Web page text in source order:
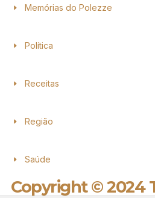
Memórias do Polezze
Política
Receitas
Região
Saúde
Copyright © 2024